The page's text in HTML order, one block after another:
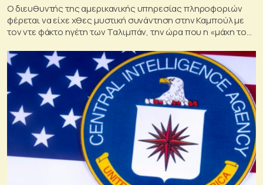
Ο διευθυντής της αμερικανικής υπηρεσίας πληροφοριών
φέρεται να είχε χθες μυστική συνάντηση στην Καμπούλ με
τον ντε φάκτο ηγέτη των Ταλιμπάν, την ώρα που η «μάχη του